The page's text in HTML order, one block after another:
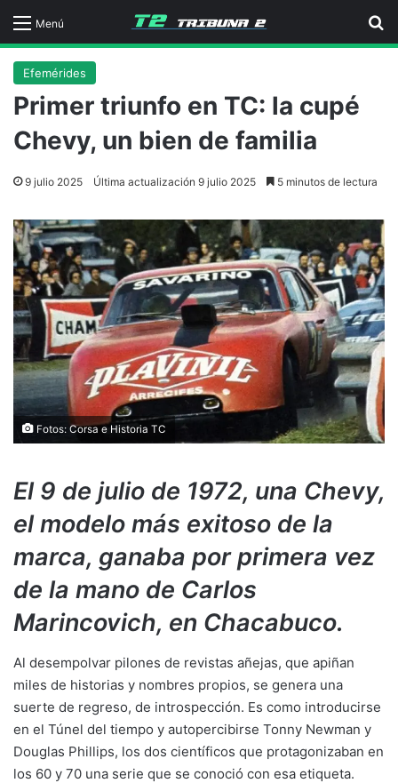
Menú
Efemérides
Primer triunfo en TC: la cupé
Chevy, un bien de familia
9 julio 2025 Última actualización 9 julio 2025 5 minutos de lectura
Fotos: Corsa e Historia TC
El 9 de julio de 1972, una Chevy,
el modelo más exitoso de la
marca, ganaba por primera vez
de la mano de Carlos
Marincovich, en Chacabuco.
Al desempolvar pilones de revistas añejas, que apiñan
miles de historias y nombres propios, se genera una
suerte de regreso, de introspección. Es como introducirse
en el Túnel del tiempo y autopercibirse Tonny Newman y
Douglas Phillips, los dos científicos que protagonizaban en
los 60 y 70 una serie que se conoció con esa etiqueta.